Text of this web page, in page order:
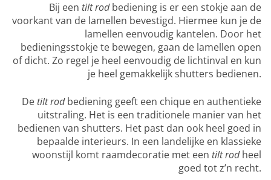
Bij een tilt rodbediening is er een stokje aan de
voorkant van de lamellen bevestigd. Hiermee kun je de
lamellen eenvoudig kantelen. Door het
bedieningsstokje te bewegen, gaan de lamellen open
of dicht. Zo regel je heel eenvoudig de lichtinval en kun
je heel gemakkelijk shutters bedienen.
De tilt rodbediening geeft een chique en authentieke
uitstraling. Het is een traditionele manier van het
bedienen van shutters. Het past dan ook heel goed in
bepaalde interieurs. In een landelijke en klassieke
woonstijl komt raamdecoratie met een tilt rodheel
goed tot z’n recht.